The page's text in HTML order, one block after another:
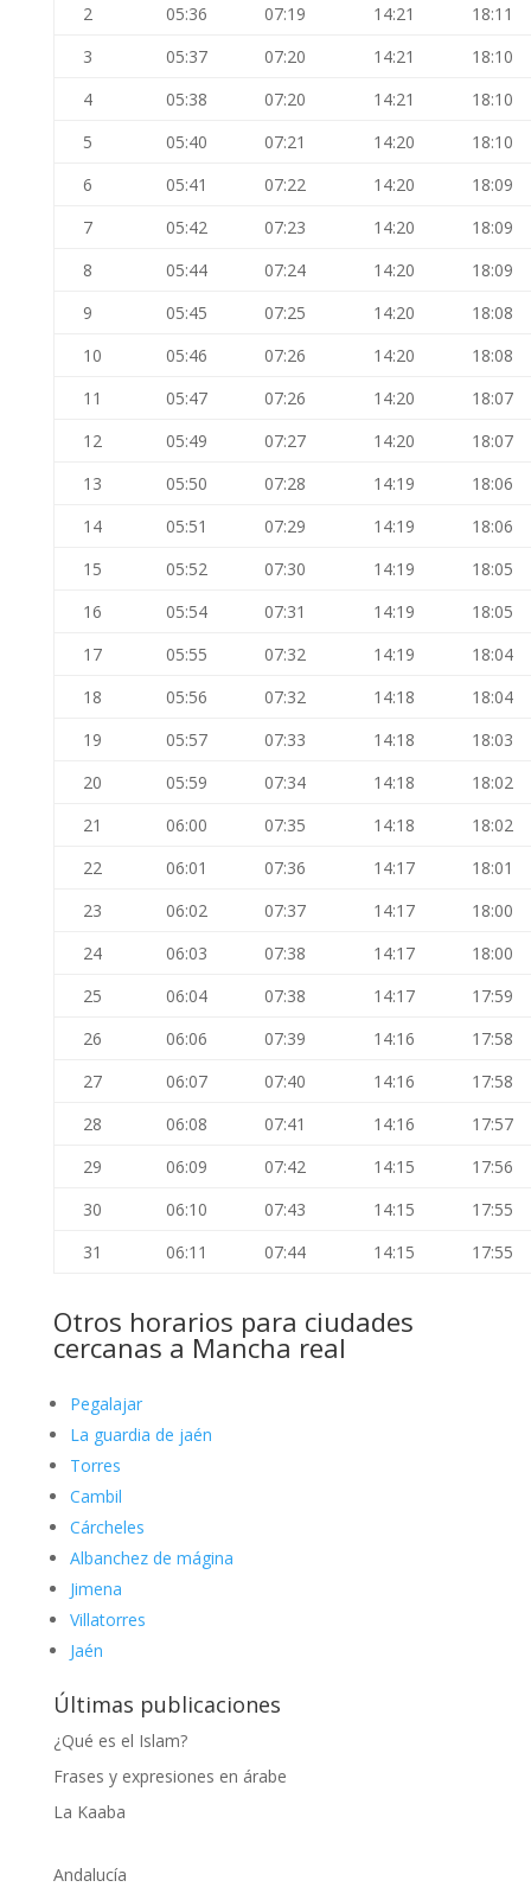
2
05:36 07:19 14:21
18:11
3
05:37 07:20 14:21
18:10
4
05:38 07:20 14:21
18:10
5
05:40 07:21 14:20
18:10
6
05:41 07:22 14:20
18:09
7
05:42 07:23 14:20
18:09
8
05:44 07:24 14:20
18:09
9
05:45 07:25 14:20
18:08
10
05:46 07:26 14:20
18:08
11
05:47 07:26 14:20
18:07
12
05:49 07:27 14:20
18:07
13
05:50 07:28 14:19
18:06
14
05:51 07:29 14:19
18:06
15
05:52 07:30 14:19
18:05
16
05:54 07:31 14:19
18:05
17
05:55 07:32 14:19
18:04
18
05:56 07:32 14:18
18:04
19
05:57 07:33 14:18
18:03
20
05:59 07:34 14:18
18:02
21
06:00 07:35 14:18
18:02
22
06:01 07:36 14:17
18:01
23
06:02 07:37 14:17
18:00
24
06:03 07:38 14:17
18:00
25
06:04 07:38 14:17
17:59
26
06:06 07:39 14:16
17:58
27
06:07 07:40 14:16
17:58
28
06:08 07:41 14:16
17:57
29
06:09 07:42 14:15
17:56
30
06:10 07:43 14:15
17:55
31
06:11 07:44 14:15 17:55
Otros horarios para ciudades
cercanas a Mancha real
Pegalajar
La guardia de jaén
Torres
Cambil
Cárcheles
Albanchez de mágina
Jimena
Villatorres
Jaén
Últimas publicaciones
¿Qué es el Islam?
Frases y expresiones en árabe
La Kaaba
Andalucía